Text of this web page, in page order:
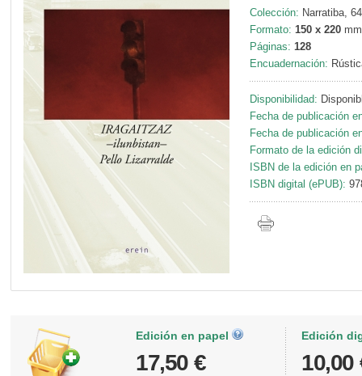
Colección: Narratiba, 64
Formato: 150 x 220 mm
Páginas: 128
Encuadernación:
Disponibilidad:
Fecha de publicación
Fecha de publicación
Formato de la edición
ISBN de la edición en
ISBN digital (ePUB):
Edición en papel
17,50 €
Edición
10,00